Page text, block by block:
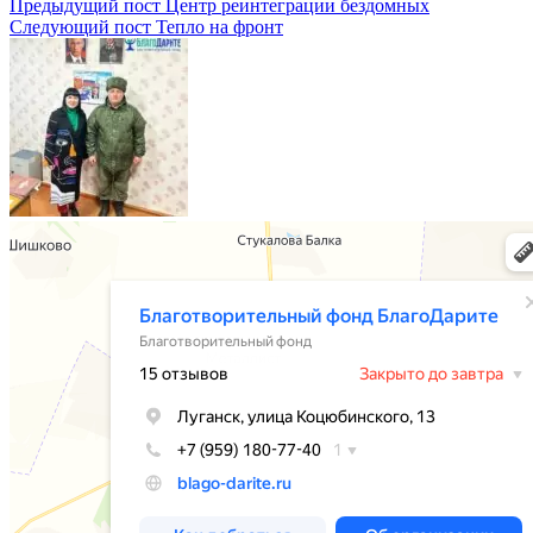
Предыдущий пост Центр реинтеграции бездомных
Следующий пост Тепло на фронт